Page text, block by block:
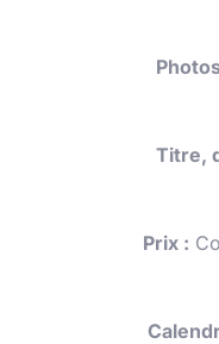
Titre,
Prix :